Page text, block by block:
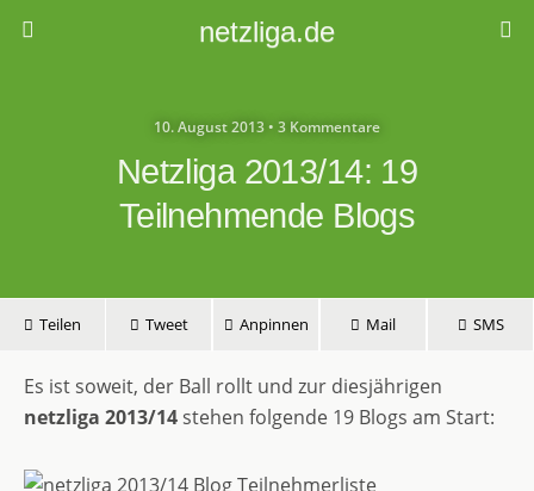
netzliga.de
10. August 2013 • 3 Kommentare
Netzliga 2013/14: 19
Teilnehmende Blogs
Teilen Tweet Anpinnen Mail SMS
Es ist soweit, der Ball rollt und zur diesjährigen
netzliga 2013/14stehen folgende 19 Blogs am Start: